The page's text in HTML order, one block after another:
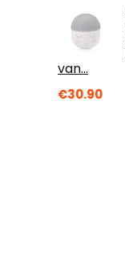
van…
€30.90